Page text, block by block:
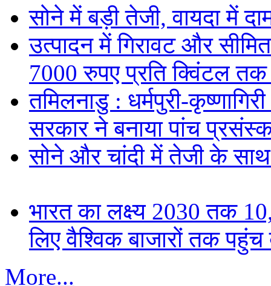
सोने में बड़ी तेजी, वायदा में
उत्पादन में गिरावट और
7000 रुपए प्रति क्विंटल
तमिलनाडु : धर्मपुरी-
सरकार ने बनाया पांच
सोने और चांदी में तेजी के
भारत का लक्ष्य 2030 तक
लिए वैश्विक बाजारों तक पहुंच
More...